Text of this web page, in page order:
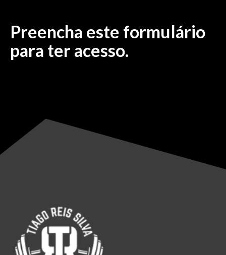
Preencha este formulário
para ter acesso.